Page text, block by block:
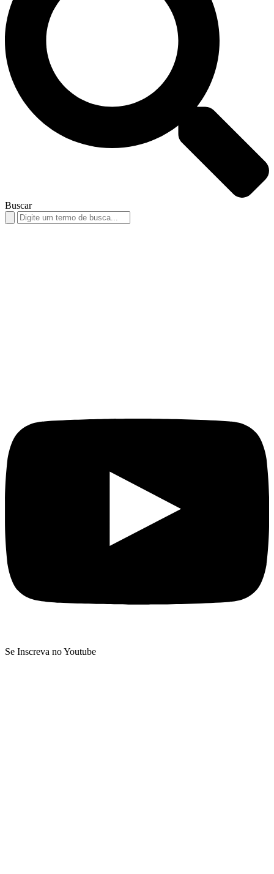
Buscar
Search
for:
Se Inscreva no Youtube